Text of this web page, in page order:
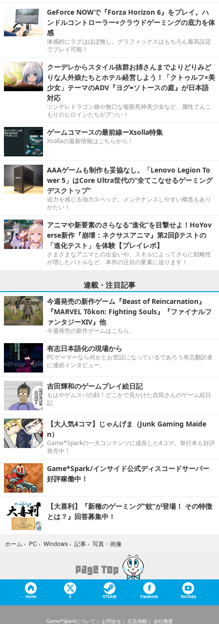
GeForce NOWで『Forza Horizon 6』をプレイ。ハ
ンドルコントローラー×クラウドゲーミングの底力を体
感
体感的にラグはほぼ無し。グラフィックスはもちろん最高設定
でプレイ可能！
クーデレからスタイル抜群お姉さんまでよりどりみど
りな人外娘たちとホテル経営しよう！「クトゥルフ×美
少女」テーマのADV『ヨグ=ソトースの庭』が日本語
対応
ツンデレドラゴン娘や無口な複眼死神美少女など、属性てんこ
もりのヒロインたちがアツい！
ゲームコマースの最前線ーXsolla特集
Xsollaの最新情報はこちらから！
AAAゲームも制作も妥協なし。「Lenovo Legion To
wer 5」はCore Ultra世代の“全てこなせるゲーミング
デスクトップ”
迫力を感じる強力スペック。メンテナンスしやすい構造もあり
がたい！
アニマや新要素のさらなる“進化”を目撃せよ！HoYov
erse新作『崩壊：ネクサスアニマ』第2回βテストの
「進化テスト」を体験【プレイレポ】
さまざまなアニマとの出会いや、スキルによってさらに戦略性
が増したバトルなど、本作の注目の要素に迫ります！
連載・注目記事
今週発売の新作ゲーム『Beast of Reincarnation』
『MARVEL Tōkon: Fighting Souls』『ファイナルフ
ァンタジーXIV』他
今週発売の新作ゲームはこちら。
有志日本語化の現場から
PCゲーマーなら何かとお世話になっているであろう有志翻訳者
に連続インタビュー。
吉田輝和のゲームプレイ絵日記
もはやゲムスパの顔！どこかで見かけた吉田さんのゲーム絵日
記
【大人気4コマ】じゃんげま（Junk Gaming Maide
n）
Game*Sparkの一大コンテンツに成長した4コマ。単行本も好評
発売中！
Game*Spark/インサイド公式ディスコードサーバー
好評稼働中！
【大喜利】『新種のゲーミング“蚊”が登場！ その特徴
とは？』回答募集中！
ホーム › PC › Windows › 記事 › 写真・画像
Home X STEAM Facebook YouTube
Game*Sparkについて お問合せ 広告掲載 会社概要